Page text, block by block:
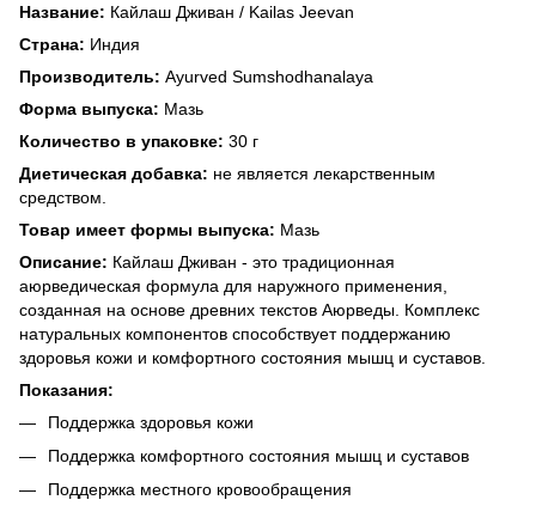
Название: Кайлаш Дживан / Kailas Jeevan
Страна: Индия
Производитель: Ayurved Sumshodhanalaya
Форма выпуска: Мазь
Количество в упаковке: 30 г
Диетическая добавка: не является лекарственным
средством.
Товар имеет формы выпуска: Мазь
Описание: Кайлаш Дживан - это традиционная
аюрведическая формула для наружного применения,
созданная на основе древних текстов Аюрведы. Комплекс
натуральных компонентов способствует поддержанию
здоровья кожи и комфортного состояния мышц и суставов.
Показания:
Поддержка здоровья кожи
Поддержка комфортного состояния мышц и суставов
Поддержка местного кровообращения